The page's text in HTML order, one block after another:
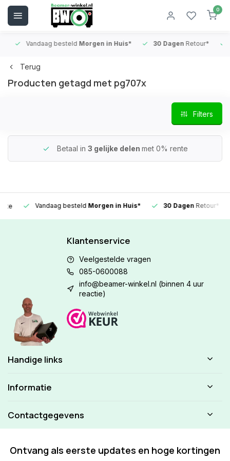
0
Vandaag besteldMorgen in Huis* 30 DagenRetour*
Terug
Producten getagd met pg707x
Filters
Betaal in 3 gelijke delen met 0% rente
Vandaag besteldMorgen in Huis* 30 DagenRetour*
Klantenservice
Veelgestelde vragen
085-0600088
info@beamer-winkel.nl (binnen 4 uur
reactie)
Handige links
Informatie
Contactgegevens
Ontvang als eerste updates en hoge kortingen